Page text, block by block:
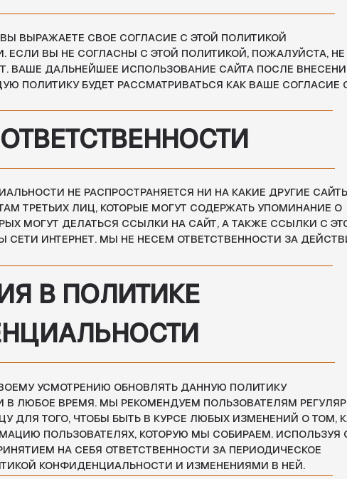
ПОЛИТИКЕ
ВРЕМЯ. МЫ РЕКОМЕНДУЕМ ПОЛЬЗОВАТЕЛЯМ РЕГУЛЯРНО
ЧТОБЫ БЫТЬ В КУРСЕ ЛЮБЫХ ИЗМЕНЕНИЙ О ТОМ, КАК
КОТОРУЮ МЫ СОБИРАЕМ. ИСПОЛЬЗУЯ САЙТ,
И ИЗМЕНЕНИЯМИ В НЕЙ.
ВОПРОСАМ, СВЯЗАННЫМ С САЙТОМ, СВЯЖИТЕСЬ С
ДЛЯ КЛИЕНТА
ОТВЕТЫ НА ВОПРОСЫ
РЕКВИЗИТЫ:
ООО "БАРБЕР ЭНД КО"